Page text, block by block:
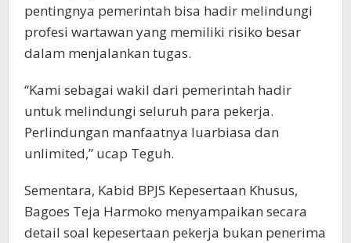
pentingnya pemerintah bisa hadir melindungi
profesi wartawan yang memiliki risiko besar
dalam menjalankan tugas.
“Kami sebagai wakil dari pemerintah hadir
untuk melindungi seluruh para pekerja.
Perlindungan manfaatnya luarbiasa dan
unlimited,” ucap Teguh.
Sementara, Kabid BPJS Kepesertaan Khusus,
Bagoes Teja Harmoko menyampaikan secara
detail soal kepesertaan pekerja bukan penerima